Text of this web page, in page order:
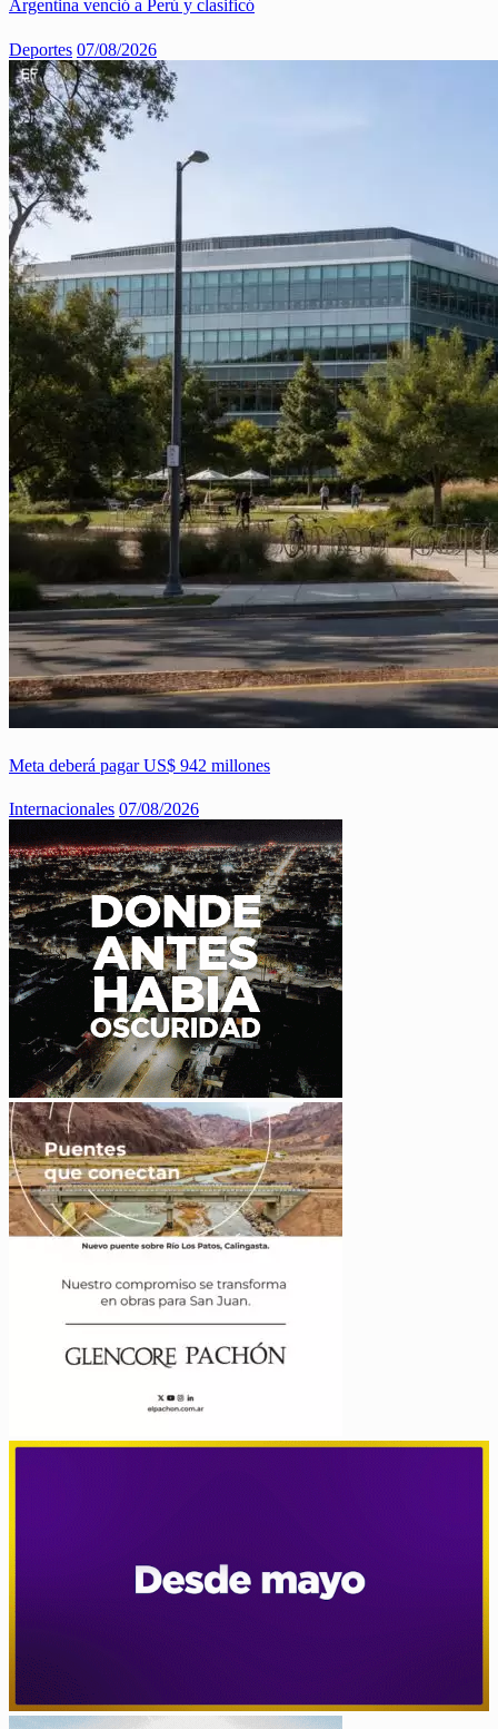
Argentina venció a Perú y clasificó
Deportes 07/08/2026
Meta deberá pagar US$ 942 millones
Internacionales 07/08/2026